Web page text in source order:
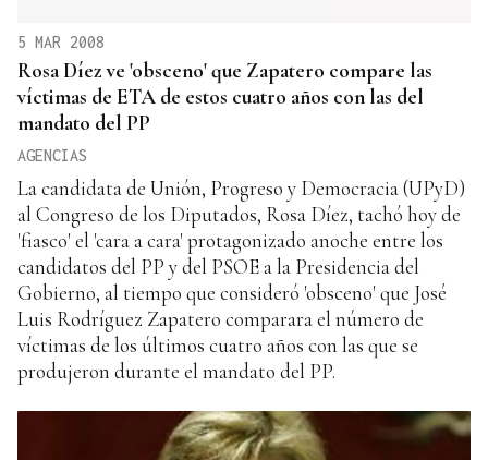
5 MAR 2008
Rosa Díez ve 'obsceno' que Zapatero compare las
víctimas de ETA de estos cuatro años con las del
mandato del PP
AGENCIAS
La candidata de Unión, Progreso y Democracia (UPyD)
al Congreso de los Diputados, Rosa Díez, tachó hoy de
'fiasco' el 'cara a cara' protagonizado anoche entre los
candidatos del PP y del PSOE a la Presidencia del
Gobierno, al tiempo que consideró 'obsceno' que José
Luis Rodríguez Zapatero comparara el número de
víctimas de los últimos cuatro años con las que se
produjeron durante el mandato del PP.